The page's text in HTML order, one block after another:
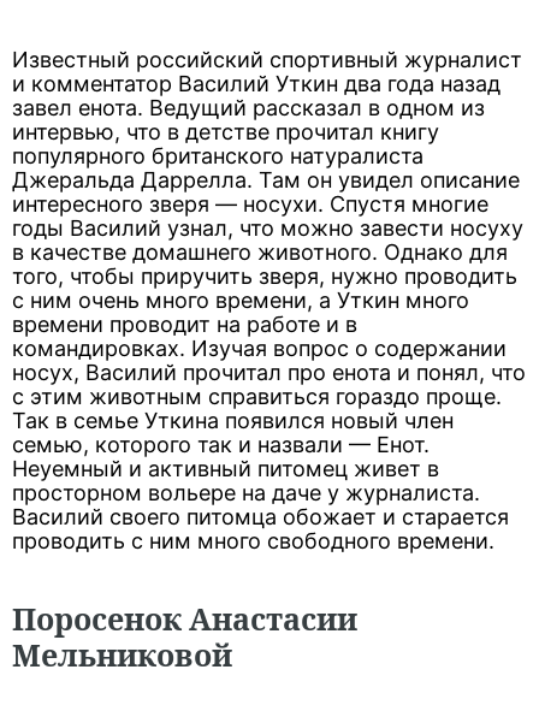
Известный российский спортивный журналист
и комментатор Василий Уткин два года назад
завел енота. Ведущий рассказал в одном из
интервью, что в детстве прочитал книгу
популярного британского натуралиста
Джеральда Даррелла. Там он увидел описание
интересного зверя — носухи. Спустя многие
годы Василий узнал, что можно завести носуху
в качестве домашнего животного. Однако для
того, чтобы приручить зверя, нужно проводить
с ним очень много времени, а Уткин много
времени проводит на работе и в
командировках. Изучая вопрос о содержании
носух, Василий прочитал про енота и понял, что
с этим животным справиться гораздо проще.
Так в семье Уткина появился новый член
семью, которого так и назвали — Енот.
Неуемный и активный питомец живет в
просторном вольере на даче у журналиста.
Василий своего питомца обожает и старается
проводить с ним много свободного времени.
Поросенок Анастасии
Мельниковой